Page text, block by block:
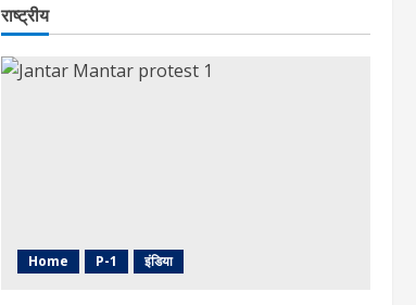
राष्ट्रीय
Home P-1 इंडिया